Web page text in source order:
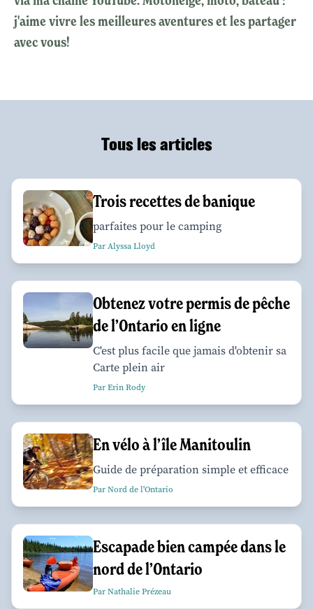
j'aime vivre les meilleures aventures et les partager
avec vous!
Tous les articles
Trois recettes de banique
parfaites pour le camping
Par Alyssa Lloyd
Obtenez votre permis de pêche
de l’Ontario en ligne
C'est plus facile que jamais d'obtenir sa
Carte plein air
Par Erin Rody
En vélo à l’île Manitoulin
Guide de préparation simple et efficace
Par Nord de l'Ontario
Escapade bien campée dans le
nord de l’Ontario
Par Nathalie Prézeau